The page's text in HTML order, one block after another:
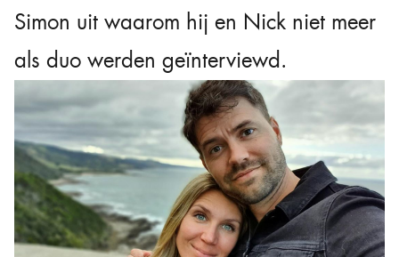
Simon uit waarom hij en Nick niet meer
als duo werden geïnterviewd.